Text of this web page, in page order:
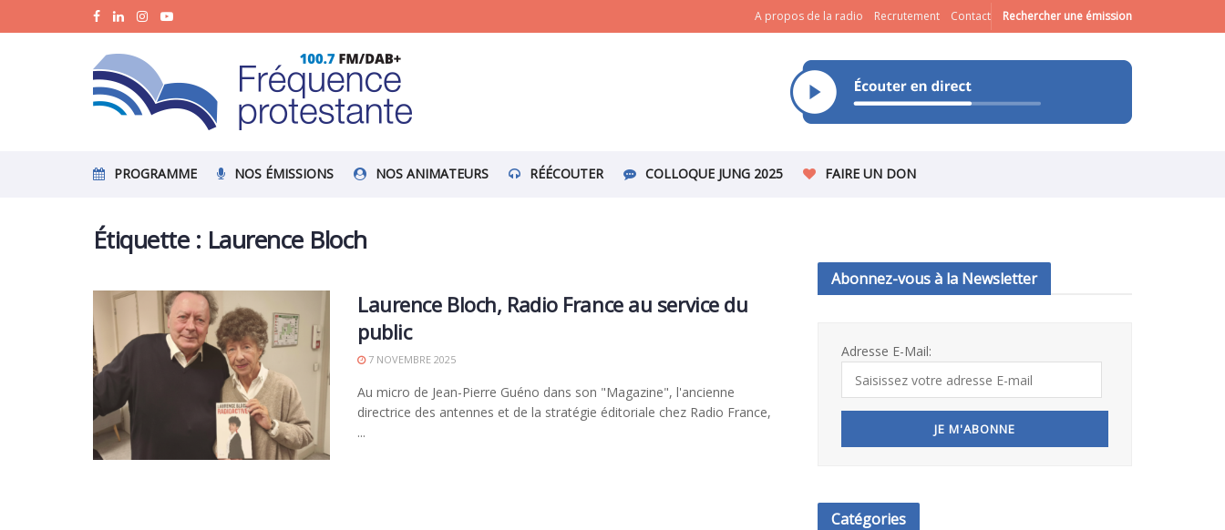
A propos de la radio Recrutement Contact Rechercher une émission
PROGRAMME NOS ÉMISSIONS NOS ANIMATEURS RÉÉCOUTER COLLOQUE JUNG 2025 FAIRE UN DON
Étiquette : Laurence Bloch
Laurence Bloch, Radio France au service du
public
7 NOVEMBRE 2025
Au micro de Jean-Pierre Guéno dans son "Magazine", l'ancienne
directrice des antennes et de la stratégie éditoriale chez Radio France,
...
Abonnez-vous à la Newsletter
Adresse E-Mail:
Catégories